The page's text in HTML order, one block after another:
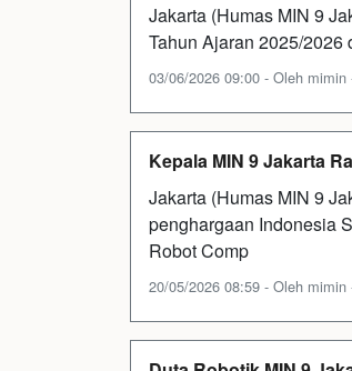
Jakarta (Humas MIN 9
Tahun Ajaran 2025/
03/06/2026 09:00 - Oleh mimin
Kepala MIN 9 Jakarta
Jakarta (Humas MIN 9
penghargaan Indonesia
Robot Comp
20/05/2026 08:59 - Oleh mimin